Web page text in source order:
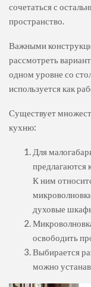
сочетаться с
пространство.
Важными
рассмотреть
одном уровне со
используется как
Существует
кухню:
Для
предлагаются
К ним
духовые
освободить
Выбирается
можно